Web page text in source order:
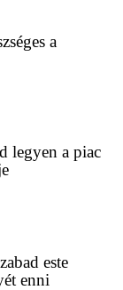
a
legyen a piac
este
enni